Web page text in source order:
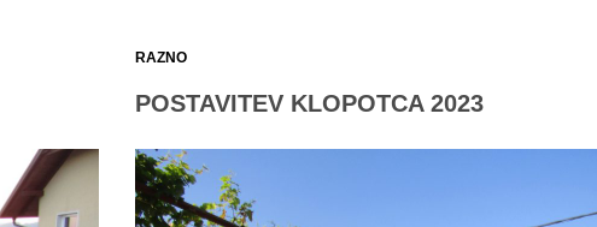
RAZNO
POSTAVITEV KLOPOTCA 2023